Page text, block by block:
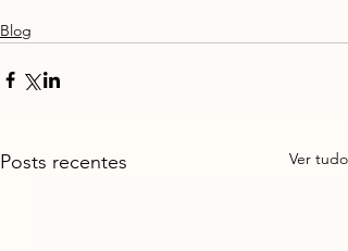
Blog
Posts recentes Ver tudo